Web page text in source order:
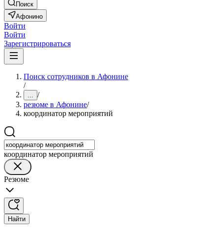
Поиск
Афонино
Войти
Войти
Зарегистрироваться
Поиск сотрудников в Афонине
/
... /
резюме в Афонине/
координатор мероприятий
координатор мероприятий
Резюме
Найти